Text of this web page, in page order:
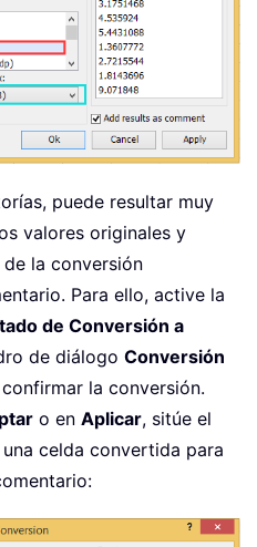
puede resultar muy
valores originales y
la conversión
Para ello, active la
de Conversión a
de diálogo Conversión
la conversión.
o en Aplicar, sitúe el
celda convertida para